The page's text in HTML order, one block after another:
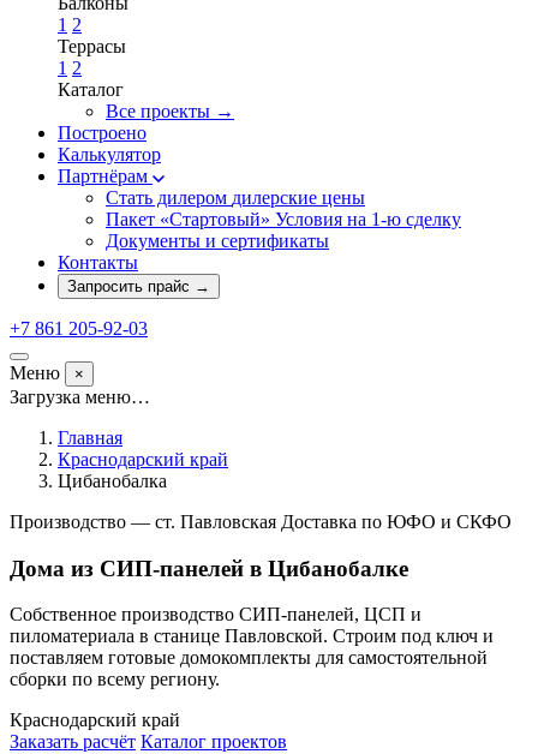
1 2
Террасы
1 2
Каталог
Все проекты →
Построено
Калькулятор
Партнёрам
Стать дилером дилерские цены
Пакет «Стартовый» Условия на 1-ю сделку
Документы и сертификаты
Контакты
Запросить прайс →
+7 861 205-92-03
Меню ×
Загрузка меню…
Главная
Краснодарский край
Цибанобалка
Производство — ст. Павловская Доставка по ЮФО и СКФО
Дома из СИП-панелей в Цибанобалке
Собственное производство СИП-панелей, ЦСП и
пиломатериала в станице Павловской. Строим под ключ и
поставляем готовые домокомплекты для самостоятельной
сборки по всему региону.
Краснодарский край
Заказать расчёт Каталог проектов